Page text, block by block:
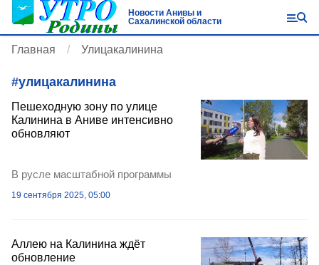
Новости Анивы и
Сахалинской области
Главная Улицакалинина
#улицакалинина
Пешеходную зону по улице
Калинина в Аниве интенсивно
обновляют
В русле масштабной программы
19 сентября 2025, 05:00
Аллею на Калинина ждёт
обновление